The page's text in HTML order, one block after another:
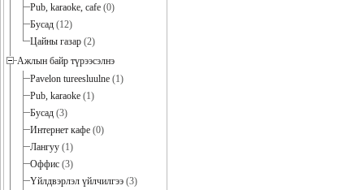
Pub, karaoke, cafe (0)
Бусад (12)
Цайны газар (2)
Ажлын байр түрээсэлнэ
Pavelon tureesluulne (1)
Pub, karaoke (1)
Бусад (3)
Интернет кафе (0)
Лангуу (1)
Оффис (3)
Үйлдвэрлэл үйлчилгээ (3)